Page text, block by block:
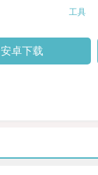
工具
安卓下载